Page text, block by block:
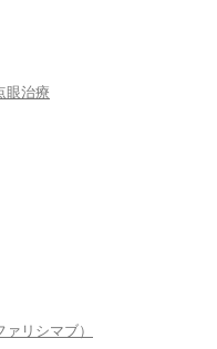
眼治療
リシマブ）